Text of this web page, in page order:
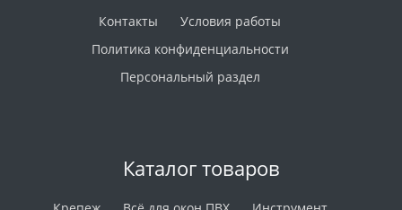
Контакты
Условия работы
Политика конфиденциальности
Персональный раздел
Каталог товаров